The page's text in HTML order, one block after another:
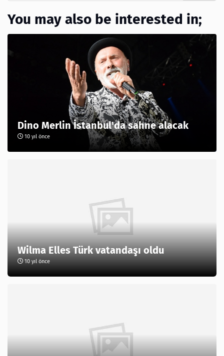
You may also be interested in;
Dino Merlin İstanbul'da sahne alacak
10 yıl önce
Wilma Elles Türk vatandaşı oldu
10 yıl önce